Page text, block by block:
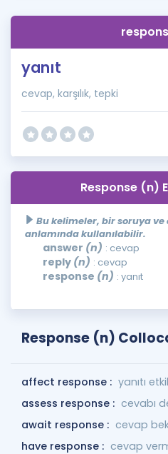
İngilizce Gramer
yanıt
cevap, karşılık, tepki
Response (n)
Bu kelimeler, bir soruya
anlamında kullanılabilir.
answer (n) : cevap
reply (n) : cevap
response (n) : yanıt
Response (n)
affect response : yanıtı
assess response : cevabı
await response : cevap
have response : cevap